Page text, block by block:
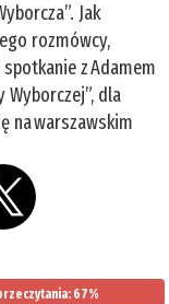
Jak
rozmówcy,
z Adamem
Wyborczej”, dla
na warszawskim
67%